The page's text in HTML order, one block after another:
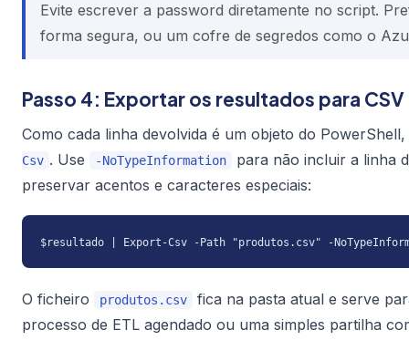
Evite escrever a password diretamente no script.
forma segura, ou um cofre de segredos como o
Passo 4: Exportar os resultados para CSV
Como cada linha devolvida é um objeto do
Csv . Use -NoTypeInformation
para não incluir a linha
preservar acentos e caracteres especiais:
$resultado | Export-Csv -Path "produtos.csv" -
O ficheiro produtos.csv
fica na pasta atual e serve
processo de ETL agendado ou uma simples partilha